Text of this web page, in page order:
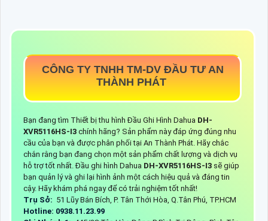
CÔNG TY TNHH TM-DV ĐẦU TƯ AN
THÀNH PHÁT
Bạn đang tìm Thiết bị thu hình Đầu Ghi Hình Dahua DH-
XVR5116HS-I3 chính hãng? Sản phẩm này đáp ứng đúng nhu
cầu của bạn và được phân phối tại An Thành Phát. Hãy chắc
chắn rằng bạn đang chọn một sản phẩm chất lượng và dịch vụ
hỗ trợ tốt nhất. Đầu ghi hình Dahua DH-XVR5116HS-I3 sẽ giúp
bạn quản lý và ghi lại hình ảnh một cách hiệu quả và đáng tin
cậy. Hãy khám phá ngay để có trải nghiệm tốt nhất!
Trụ Sở: 51 Lũy Bán Bích, P. Tân Thới Hòa, Q.Tân Phú, TP.HCM
Hotline: 0938.11.23.99